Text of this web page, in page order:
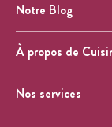
Notre Blog
À propos de
Nos services